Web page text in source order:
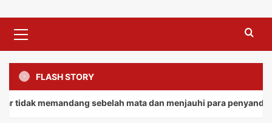
Menu
FLASH STORY
sebelah mata dan menjauhi para penyandang.